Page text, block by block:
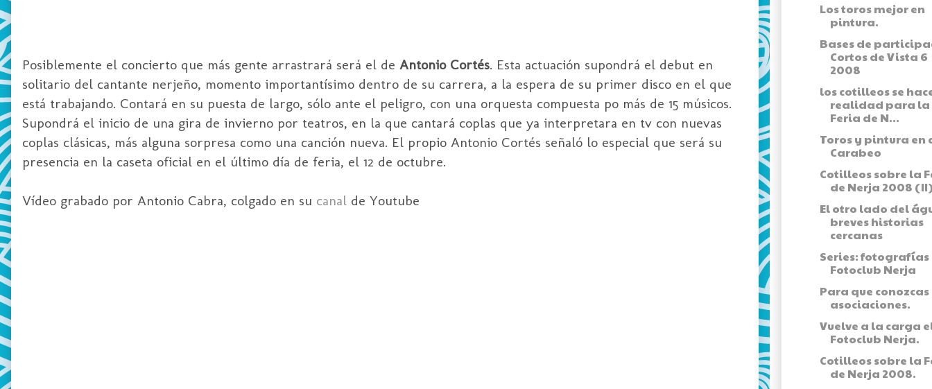
Posiblemente el concierto que más gente arrastrará será el de Antonio Cortés. Esta actuación supondrá el debut en
solitario del cantante nerjeño, momento importantísimo dentro de su carrera, a la espera de su primer disco en el que
está trabajando. Contará en su puesta de largo, sólo ante el peligro, con una orquesta compuesta po más de 15 músicos.
Supondrá el inicio de una gira de invierno por teatros, en la que cantará coplas que ya interpretara en tv con nuevas
coplas clásicas, más alguna sorpresa como una canción nueva. El propio Antonio Cortés señaló lo especial que será su
presencia en la caseta oficial en el último día de feria, el 12 de octubre.
Vídeo grabado por Antonio Cabra, colgado en su canal de Youtube
Los toros mejor en
pintura.
Bases de
Cortos de Vista 6
2008
los cotilleos se
realidad para la
Feria de N...
Toros y pintura en
Carabeo
Cotilleos sobre la
de Nerja 2008
El otro lado del
breves historias
cercanas
Series:
Fotoclub Nerja
Para que
asociaciones.
Vuelve a la carga
Fotoclub Nerja.
Cotilleos sobre la
de Nerja 2008.